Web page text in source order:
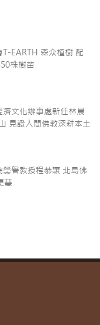
EARTH 森众植樹 配
株樹苗
文化辦事處新任林晨
見證人間佛教深耕本土
譽教授程恭讓 北島佛
慧